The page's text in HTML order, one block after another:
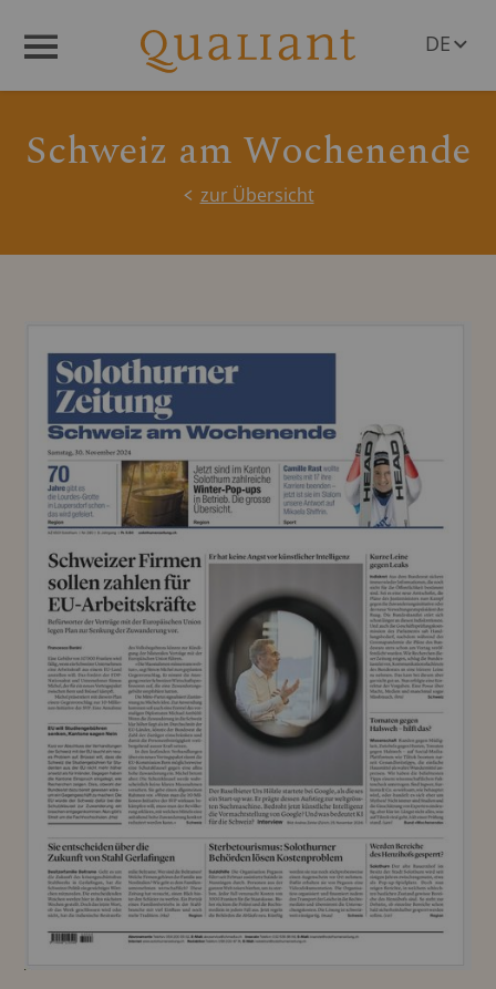
DE
Schweiz am Wochenende
zur Übersicht